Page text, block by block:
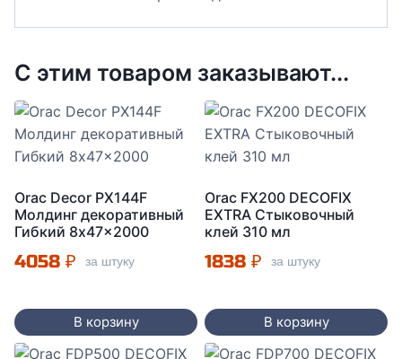
С этим товаром заказывают...
Orac Decor PX144F
Молдинг декоративный
Гибкий 8x47x2000
4058 ₽ за штуку
В корзину
Orac FX200 DECOFIX
EXTRA Стыковочный
клей 310 мл
1838 ₽ за штуку
В корзину